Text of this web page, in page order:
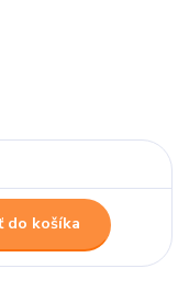
do košíka